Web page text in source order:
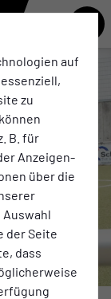
auf
zu
B. für
Anzeigen-
über die
Auswahl
der Seite
dass